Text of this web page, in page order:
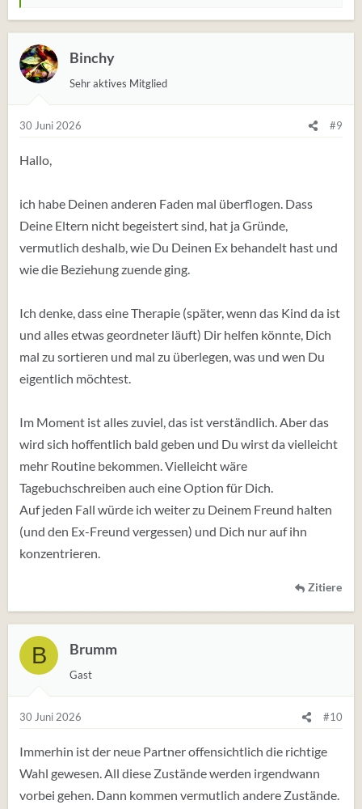
r
t
u
n
e
n
:
Binchy
Sehr aktives Mitglied
30 Juni 2026 #9
Hallo,
ich habe Deinen anderen Faden mal überflogen. Dass
Deine Eltern nicht begeistert sind, hat ja Gründe,
vermutlich deshalb, wie Du Deinen Ex behandelt hast und
wie die Beziehung zuende ging.
Ich denke, dass eine Therapie (später, wenn das Kind da ist
und alles etwas geordneter läuft) Dir helfen könnte, Dich
mal zu sortieren und mal zu überlegen, was und wen Du
eigentlich möchtest.
Im Moment ist alles zuviel, das ist verständlich. Aber das
wird sich hoffentlich bald geben und Du wirst da vielleicht
mehr Routine bekommen. Vielleicht wäre
Tagebuchschreiben auch eine Option für Dich.
Auf jeden Fall würde ich weiter zu Deinem Freund halten
(und den Ex-Freund vergessen) und Dich nur auf ihn
konzentrieren.
Zitiere
B Brumm
Gast
30 Juni 2026 #10
Immerhin ist der neue Partner offensichtlich die richtige
Wahl gewesen. All diese Zustände werden irgendwann
vorbei gehen. Dann kommen vermutlich andere Zustände.